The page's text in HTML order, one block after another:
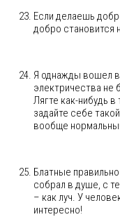
Если делаешь
добро становится
Я однажды вошел
электричества не
Лягте как-нибудь
задайте себе
вообще
Блатные
собрал в душе, с
– как луч. У
интересно!